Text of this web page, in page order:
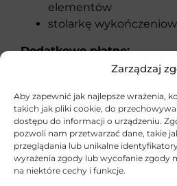
Zarządzaj
Aby zapewnić jak najlepsze wrażenia,
takich jak pliki cookie, do
dostępu do informacji o urządzeniu.
pozwoli nam przetwarzać dane, takie
przeglądania lub unikalne
wyrażenia zgody lub wycofanie zgody
na niektóre cechy i funkcje.
elementów
stolarkę
Dodatkowo płatne:
transport oraz montaż
podłoga wykonana z
modrzewiowych
orynnowanie
kotwienie altany
zestaw mebli